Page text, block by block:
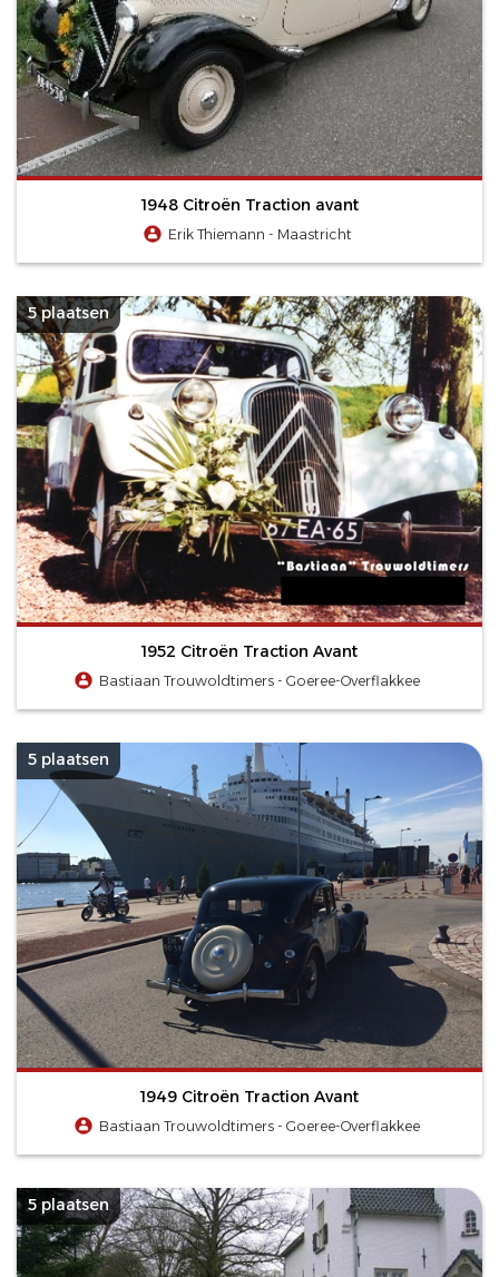
1948 Citroën Traction avant
Erik Thiemann - Maastricht
5 plaatsen
1952 Citroën Traction Avant
Bastiaan Trouwoldtimers - Goeree-Overflakkee
5 plaatsen
1949 Citroën Traction Avant
Bastiaan Trouwoldtimers - Goeree-Overflakkee
5 plaatsen